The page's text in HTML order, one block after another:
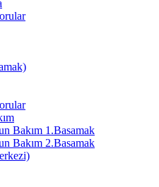
Bakım 1.Basamak
Bakım 2.Basamak